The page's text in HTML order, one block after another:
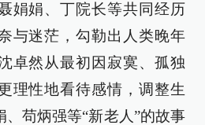
娟娟、丁院长等共同经历
与迷茫，勾勒出人类晚年
卓然从最初因寂寞、孤独
理性地看待感情，调整生
苟炳强等“新老人”的故事